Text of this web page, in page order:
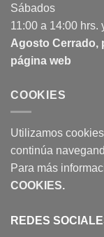
Sábados
11:00 a 14:00 hrs.
Agosto Cerrado,
página web
COOKIES
Utilizamos
continúa
Para más
COOKIES.
REDES